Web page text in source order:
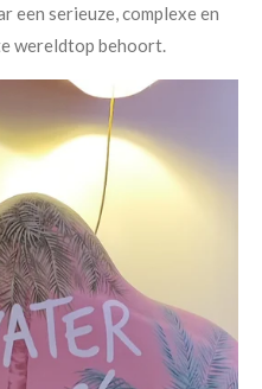
een serieuze, complexe en
wereldtop behoort.